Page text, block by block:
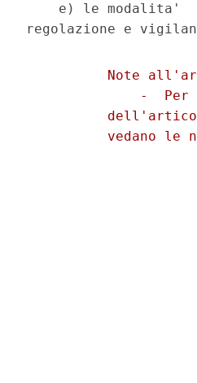
e) le modalita'
Note
-  Per